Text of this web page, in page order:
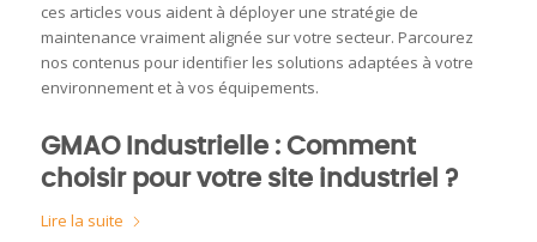
ces articles vous aident à déployer une stratégie de
maintenance vraiment alignée sur votre secteur. Parcourez
nos contenus pour identifier les solutions adaptées à votre
environnement et à vos équipements.
GMAO Industrielle : Comment
choisir pour votre site industriel ?
Lire la suite